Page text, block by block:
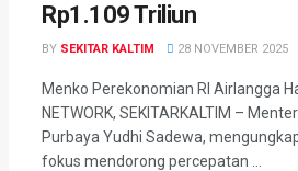
Rp1.109 Triliun
BY SEKITAR KALTIM 28 NOVEMBER 2025
Menko Perekonomian RI Airlangga
NETWORK, SEKITARKALTIM –
Purbaya Yudhi Sadewa,
fokus mendorong percepatan ...